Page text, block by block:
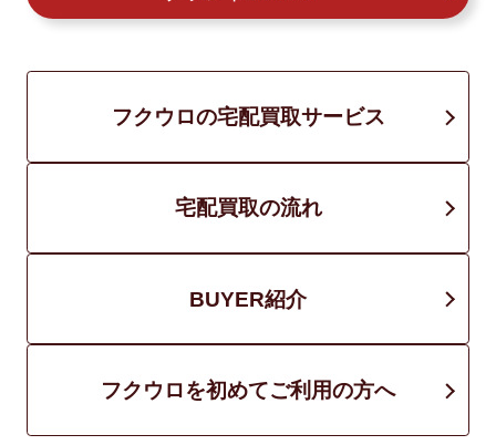
フクウロの宅配買取サービス
宅配買取の流れ
BUYER紹介
フクウロを初めてご利用の方へ